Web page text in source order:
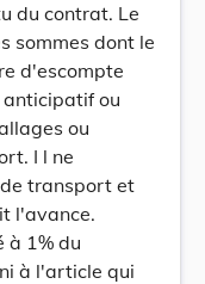
du contrat. Le
sommes dont le
d'escompte
ou
ou
I l ne
transport et
l'avance.
à 1% du
à l'article qui